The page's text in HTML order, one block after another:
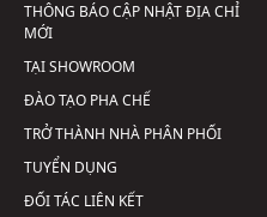
THÔNG BÁO CẬP NHẬT ĐỊA CHỈ
MỚI
TẠI SHOWROOM
ĐÀO TẠO PHA CHẾ
TRỞ THÀNH NHÀ PHÂN PHỐI
TUYỂN DỤNG
ĐỐI TÁC LIÊN KẾT